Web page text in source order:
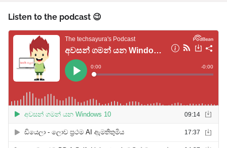
Listen to the podcast 😉